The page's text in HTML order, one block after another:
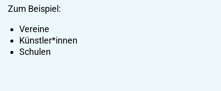
Zum Beispiel:
Vereine
Künstler*innen
Schulen